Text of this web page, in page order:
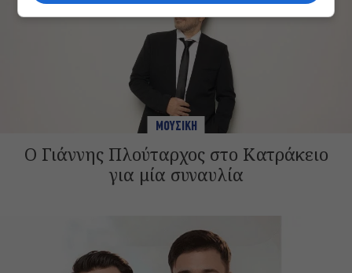
ΜΟΥΣΙΚΗ
Ο Γιάννης Πλούταρχος στο Κατράκειο
για μία συναυλία